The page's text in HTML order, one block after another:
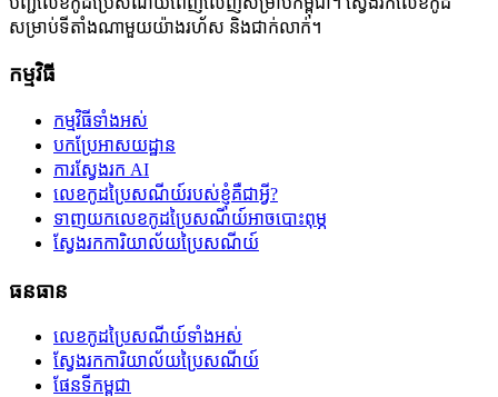
សម្រាប់ទីតាំងណាមួយយ៉ាងរហ័ស និងជាក់លាក់។
កម្មវិធី
កម្មវិធីទាំងអស់
បកប្រែអាសយដ្ឋាន
ការស្វែងរក AI
លេខកូដប្រៃសណីយ៍របស់ខ្ញុំគឺជាអ្វី?
ទាញយកលេខកូដប្រៃសណីយ៍អាចបោះពុម្ភ
ស្វែងរកការិយាល័យប្រៃសណីយ៍
ធនធាន
លេខកូដប្រៃសណីយ៍ទាំងអស់
ស្វែងរកការិយាល័យប្រៃសណីយ៍
ផែនទីកម្ពុជា